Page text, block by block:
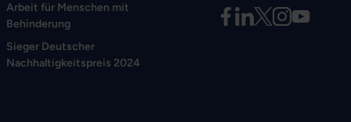
Arbeit für Menschen mit
Behinderung
Sieger Deutscher
Nachhaltigkeitspreis 2024